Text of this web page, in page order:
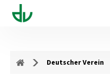
Deutscher Verein